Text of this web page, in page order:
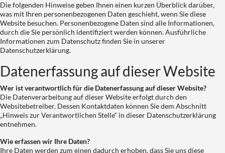
Die folgenden Hinweise geben Ihnen einen kurzen Überblick darüber,
was mit Ihren personenbezogenen Daten geschieht, wenn Sie diese
Website besuchen. Personenbezogene Daten sind alle Informationen,
durch die Sie persönlich identifiziert werden können. Ausführliche
Informationen zum Datenschutz finden Sie in unserer
Datenschutzerklärung.
Datenerfassung auf dieser Website
Wer ist verantwortlich für die Datenerfassung auf dieser Website?
Die Datenverarbeitung auf dieser Website erfolgt durch den
Websitebetreiber. Dessen Kontaktdaten können Sie dem Abschnitt
„Hinweis zur Verantwortlichen Stelle“ in dieser Datenschutzerklärung
entnehmen.
Wie erfassen wir Ihre Daten?
Ihre Daten werden zum einen dadurch erhoben, dass Sie uns diese